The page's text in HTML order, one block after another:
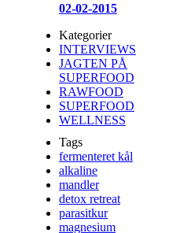
02-02-2015
Kategorier
INTERVIEWS
JAGTEN PÅ
SUPERFOOD
RAWFOOD
SUPERFOOD
WELLNESS
Tags
fermenteret kål
alkaline
mandler
detox retreat
parasitkur
magnesium